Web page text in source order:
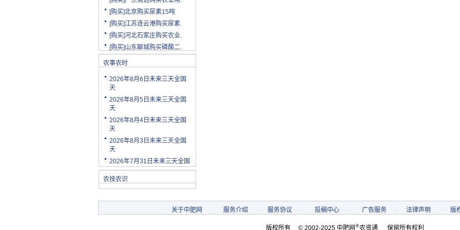
[购买]北京购买尿素15吨
[购买]江苏连云港购买尿素.
[购买]河北石家庄购买农业.
[购买]山东聊城购买磷酸二.
[购买]陕西渭南购买小麦配.
[购买]云南玉溪购买尿素10.
[购买]山东潍坊购买复合肥.
[购买]河南安阳购买二铵20.
[购买]四川绵阳购买尿素2.
[购买]内蒙古购买复合肥10.
[购买]天津购买大颗粒尿素.
[购买]河南新乡购买冲施肥.
[购买]山东济宁购买尿素10.
[购买]新疆克孜勒苏柯尔克.
[购买]河北石家庄购买硫酸.
农事农时
2026年8月6日未来三天全国
天
2026年8月5日未来三天全国
天
2026年8月4日未来三天全国
天
2026年8月3日未来三天全国
天
2026年7月31日未来三天全国
农技农识
关于中肥网 - 服务介绍 - 服务协议 - 投稿中心 - 广告服务 - 法律声明 - 版
版权所有 © 2002-2025 中肥网®农资通 保留所有权利